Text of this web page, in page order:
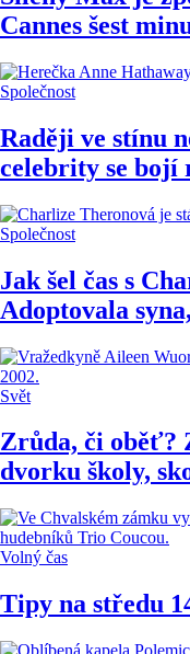
Cannes šest
Společnost
Raději ve stínu
celebrity se bojí
Společnost
Jak šel čas s
Adoptovala
Svět
Zrůda, či oběť?
dvorku školy,
Volný čas
Tipy na středu